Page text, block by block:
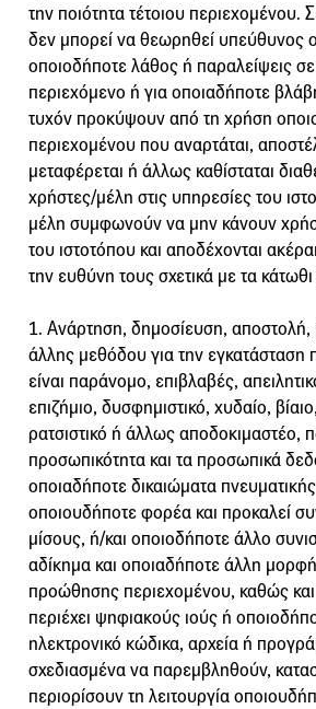
την ποιότητα τέτοιου περιεχομένου.
δεν μπορεί να θεωρηθεί υπεύθυνος ο
οποιοδήποτε λάθος ή παραλείψεις
περιεχόμενο ή για οποιαδήποτε
τυχόν προκύψουν από τη χρήση
περιεχομένου που αναρτάται,
μεταφέρεται ή άλλως καθίσταται
χρήστες/μέλη στις υπηρεσίες του
μέλη συμφωνούν να μην κάνουν
του ιστοτόπου και αποδέχονται
την ευθύνη τους σχετικά με τα κάτωθι
1. Ανάρτηση, δημοσίευση,
άλλης μεθόδου για την εγκατάσταση
είναι παράνομο, επιβλαβές,
επιζήμιο, δυσφημιστικό, χυδαίο,
ρατσιστικό ή άλλως αποδοκιμαστέο,
προσωπικότητα και τα προσωπικά
οποιαδήποτε δικαιώματα πνευματικής
οποιουδήποτε φορέα και προκαλεί
μίσους, ή/και οποιοδήποτε άλλο
αδίκημα και οποιαδήποτε άλλη
προώθησης περιεχομένου, καθώς
περιέχει ψηφιακούς ιούς ή
ηλεκτρονικό κώδικα, αρχεία ή
σχεδιασμένα να παρεμβληθούν,
περιορίσουν τη λειτουργία